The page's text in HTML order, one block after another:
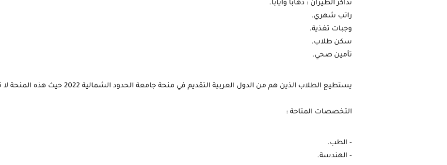
تذاكر الطيران : ذهابا وايابا.
راتب شهري.
وجبات تغذية.
سكن طلاب.
تأمين صحي.
يستطيع الطلاب الذين هم من الدول العربية التقديم في منحة جامعة الحدود الشمالية 2022 حيث هذه المنحة لا تشترط اللغة الانجليزية.
التخصصات المتاحة :
- الطب.
- الهندسة.